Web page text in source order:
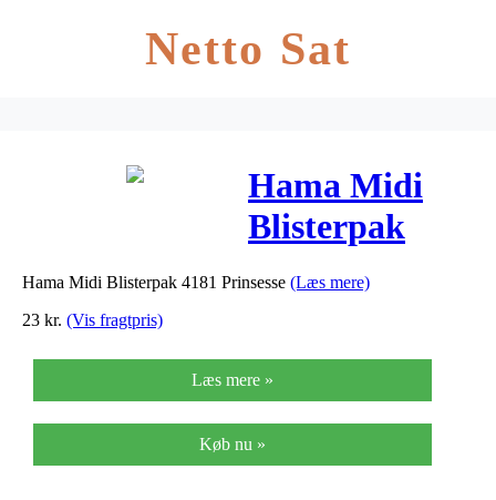
Netto Sat
Hama Midi
Blisterpak
4181 Prinsesse
Hama Midi Blisterpak 4181 Prinsesse (Læs mere)
23 kr. (Vis fragtpris)
Læs mere »
Køb nu »